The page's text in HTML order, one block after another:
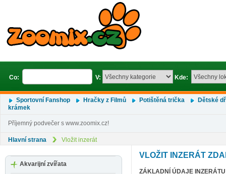
Co: V: Kde:
Sportovní Fanshop Hračky z Filmů Potištěná trička
Dětské
krámek
Příjemný podvečer s www.zoomix.cz!
Hlavní strana Vložit inzerát
Akvarijní zvířata
VLOŽIT INZERÁT
ZÁKLADNÍ ÚDAJE INZERÁTU